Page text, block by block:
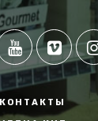
КОНТАКТЫ